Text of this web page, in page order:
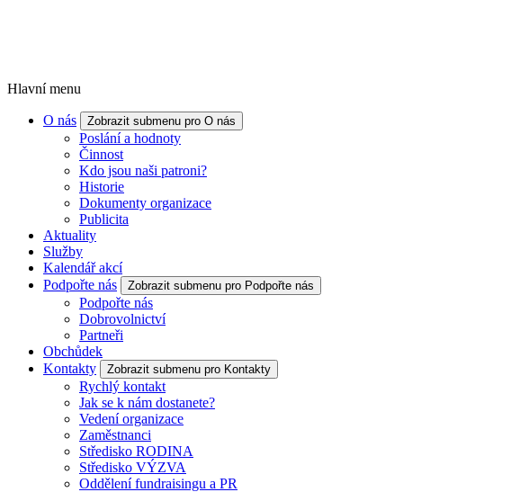
Hlavní menu
O nás Zobrazit submenu pro O nás
Poslání a hodnoty
Činnost
Kdo jsou naši patroni?
Historie
Dokumenty organizace
Publicita
Aktuality
Služby
Kalendář akcí
Podpořte nás
Zobrazit submenu pro Podpořte nás
Podpořte nás
Dobrovolnictví
Partneři
Obchůdek
Kontakty
Zobrazit submenu pro Kontakty
Rychlý kontakt
Jak se k nám dostanete?
Vedení organizace
Zaměstnanci
Středisko RODINA
Středisko VÝZVA
Oddělení fundraisingu a PR